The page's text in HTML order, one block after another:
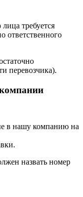
требуется
ответственного
перевозчика).
в нашу компанию на
назвать номер